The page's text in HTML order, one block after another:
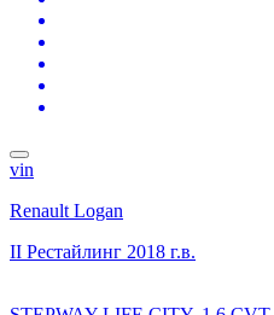
vin
Renault Logan
II Рестайлинг 2018 г.в.